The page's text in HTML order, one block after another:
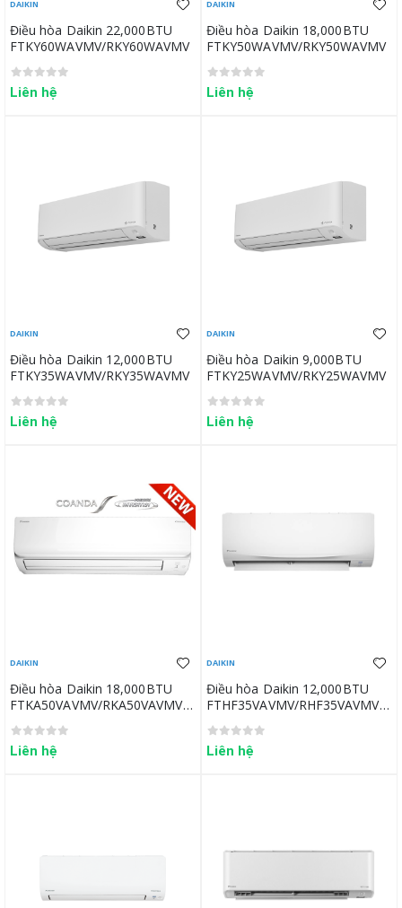
DAIKIN
Điều hòa Daikin 22,000BTU
FTKY60WAVMV/RKY60WAVMV
Liên hệ
DAIKIN
Điều hòa Daikin 18,000BTU
FTKY50WAVMV/RKY50WAVMV
Liên hệ
DAIKIN
Điều hòa Daikin 12,000BTU
FTKY35WAVMV/RKY35WAVMV
Liên hệ
DAIKIN
Điều hòa Daikin 9,000BTU
FTKY25WAVMV/RKY25WAVMV
Liên hệ
DAIKIN
Điều hòa Daikin 18,000BTU
FTKA50VAVMV/RKA50VAVMV
Liên hệ
DAIKIN
Điều hòa Daikin 12,000BTU
FTHF35VAVMV/RHF35VAVMV
Liên hệ